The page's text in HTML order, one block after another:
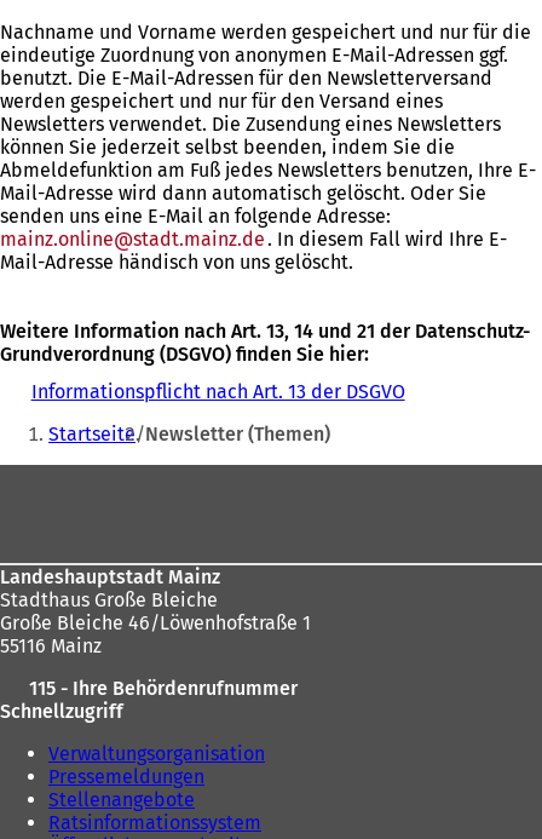
Nachname und Vorname werden gespeichert und nur für die
eindeutige Zuordnung von anonymen E-Mail-Adressen ggf.
benutzt. Die E-Mail-Adressen für den Newsletterversand
werden gespeichert und nur für den Versand eines
Newsletters verwendet. Die Zusendung eines Newsletters
können Sie jederzeit selbst beenden, indem Sie die
Abmeldefunktion am Fuß jedes Newsletters benutzen, Ihre E-
Mail-Adresse wird dann automatisch gelöscht. Oder Sie
senden uns eine E-Mail an folgende Adresse:
mainz.online
stadt.mainz de. In diesem Fall wird Ihre E-
Mail-Adresse händisch von uns gelöscht.
Weitere Information nach Art. 13, 14 und 21 der Datenschutz-
Grundverordnung (DSGVO) finden Sie hier:
Informationspflicht nach Art. 13 der DSGVO
Sie
befinden
Startseite Newsletter (Themen)
Landeshauptstadt Mainz
Stadthaus Große Bleiche
Große Bleiche 46/Löwenhofstraße 1
55116 Mainz
115 - Ihre Behördenrufnummer
Schnellzugriff
Verwaltungsorganisation
Pressemeldungen
Stellenangebote
Ratsinformationssystem